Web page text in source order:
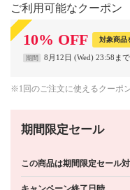
ご利用可能なクーポン
10% OFF 対象商品
期間 8月12日 (Wed) 23:58まで
※1回のご注文に使えるクーポ
期間限定セール
この商品は期間限定セール対